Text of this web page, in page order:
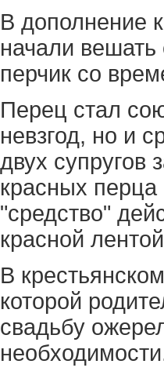
В дополнение
начали вешать
перчик со
Перец стал
невзгод, но и
двух супругов
красных
"средство"
красной
В
которой
свадьбу